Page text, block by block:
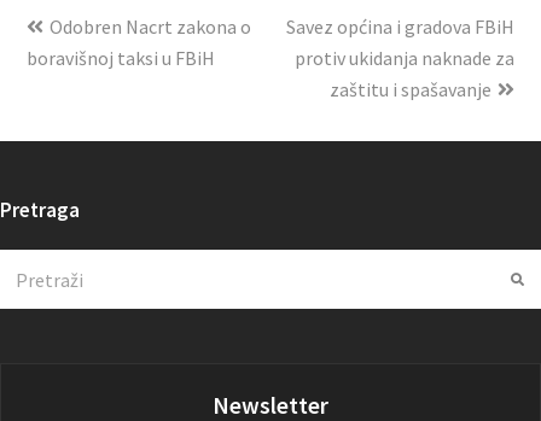
Odobren Nacrt zakona o
boravišnoj taksi u FBiH
Savez općina i gradova FBiH
protiv ukidanja naknade za
zaštitu i spašavanje
Pretraga
Newsletter